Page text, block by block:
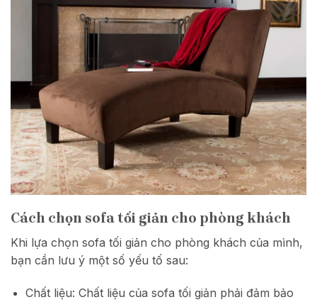
Cách chọn sofa tối giản cho phòng khách
Khi lựa chọn sofa tối giản cho phòng khách của mình,
bạn cần lưu ý một số yếu tố sau:
Chất liệu: Chất liệu của sofa tối giản phải đảm bảo